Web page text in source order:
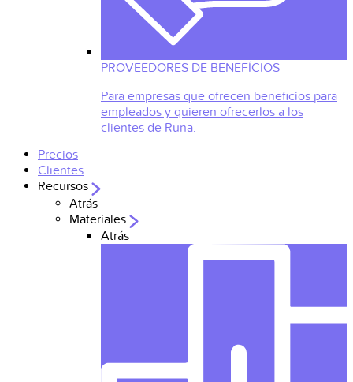
PROVEEDORES DE BENEFÍCIOS
Para empresas que ofrecen beneficios para
empleados y quieren ofrecerlos a los
clientes de Runa.
Precios
Clientes
Recursos
Atrás
Materiales
Atrás